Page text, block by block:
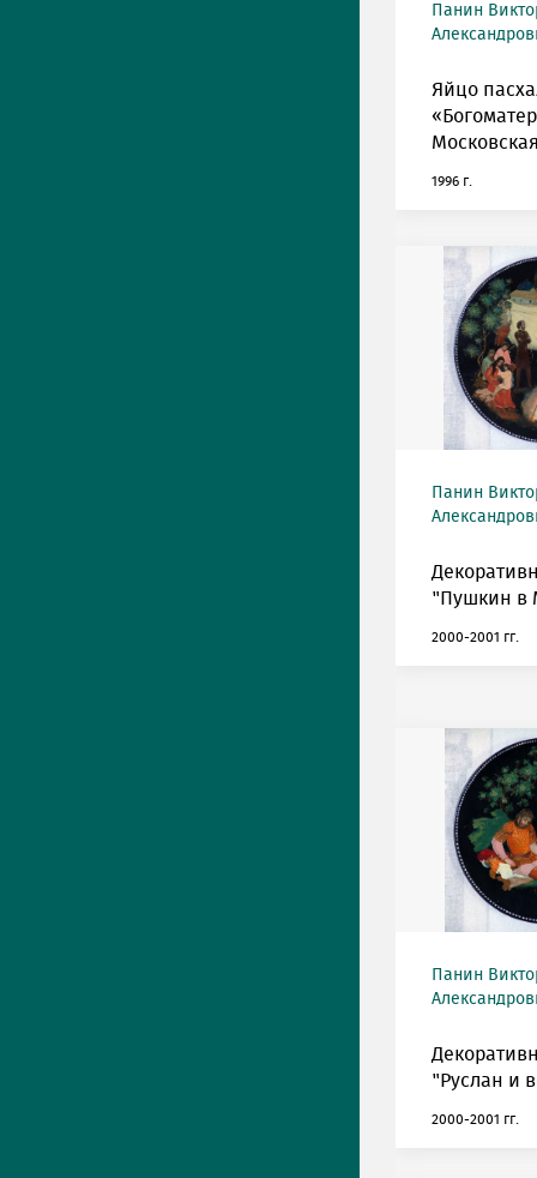
Панин
Яйцо
1996 г.
Панин
"Пушкин в
2000-2001 гг.
Панин
"Руслан и
2000-2001 гг.